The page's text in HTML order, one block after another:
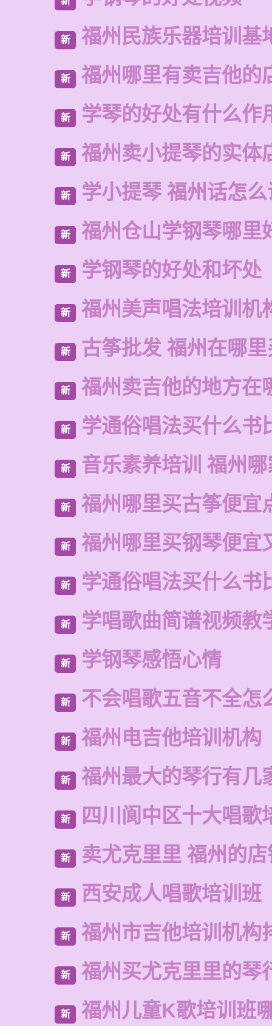
新 福州民族乐器培训基
新 福州哪里有卖吉他的
新 学琴的好处有什么作
新 福州卖小提琴的实体
新 学小提琴 福州话怎
新 福州仓山学钢琴哪里
新 学钢琴的好处和坏处
新 福州美声唱法培训机
新 古筝批发 福州在哪
新 福州卖吉他的地方在
新 学通俗唱法买什么书
新 音乐素养培训 福州
新 福州哪里买古筝便宜
新 福州哪里买钢琴便宜
新 学通俗唱法买什么书
新 学唱歌曲简谱视频教
新 学钢琴感悟心情
新 不会唱歌五音不全怎
新 福州电吉他培训机构
新 福州最大的琴行有几
新 四川阆中区十大唱歌
新 卖尤克里里 福州的店
新 西安成人唱歌培训班
新 福州市吉他培训机构
新 福州买尤克里里的琴
新 福州儿童K歌培训班